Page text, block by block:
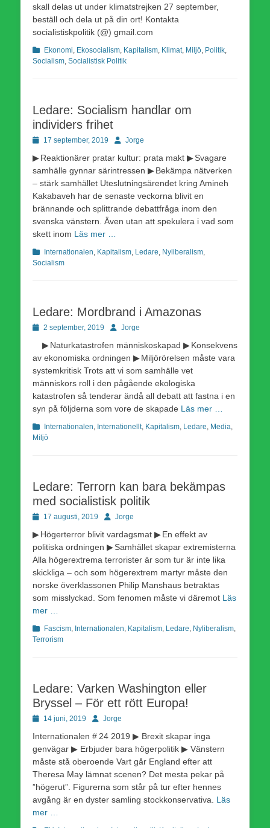
skall delas ut under klimatstrejken 27 september,
beställ och dela ut på din ort! Kontakta
socialistiskpolitik (@) gmail.com
Kategorier
Ekonomi, Ekosocialism, Kapitalism, Klimat, Miljö, Politik,
Socialism, Socialistisk Politik
Ledare: Socialism handlar om
individers frihet
Publicerad
17 september, 2019 Författare
Jorge
▶ Reaktionärer pratar kultur: prata makt ▶ Svagare
samhälle gynnar särintressen ▶ Bekämpa nätverken
– stärk samhället Uteslutningsärendet kring Amineh
Kakabaveh har de senaste veckorna blivit en
brännande och splittrande debattfråga inom den
svenska vänstern. Även utan att spekulera i vad som
skett inom Läs mer …
Kategorier
Internationalen, Kapitalism, Ledare, Nyliberalism,
Socialism
Ledare: Mordbrand i Amazonas
Publicerad
2 september, 2019 Författare
Jorge
▶ Naturkatastrofen människoskapad ▶ Konsekvens
av ekonomiska ordningen ▶ Miljörörelsen måste vara
systemkritisk Trots att vi som samhälle vet
människors roll i den pågående ekologiska
katastrofen så tenderar ändå all debatt att fastna i en
syn på följderna som vore de skapade Läs mer …
Kategorier
Internationalen, Internationellt, Kapitalism, Ledare, Media,
Miljö
Ledare: Terrorn kan bara bekämpas
med socialistisk politik
Publicerad
17 augusti, 2019 Författare
Jorge
▶ Högerterror blivit vardagsmat ▶ En effekt av
politiska ordningen ▶ Samhället skapar extremisterna
Alla högerextrema terrorister är som tur är inte lika
skickliga – och som högerextrem martyr måste den
norske överklassonen Philip Manshaus betraktas
som misslyckad. Som fenomen måste vi däremot Läs
mer …
Kategorier
Fascism, Internationalen, Kapitalism, Ledare, Nyliberalism,
Terrorism
Ledare: Varken Washington eller
Bryssel – För ett rött Europa!
Publicerad
14 juni, 2019 Författare
Jorge
Internationalen # 24 2019 ▶ Brexit skapar inga
genvägar ▶ Erbjuder bara högerpolitik ▶ Vänstern
måste stå oberoende Vart går England efter att
Theresa May lämnat scenen? Det mesta pekar på
”högerut”. Figurerna som står på tur efter hennes
avgång är en dyster samling stockkonservativa. Läs
mer …